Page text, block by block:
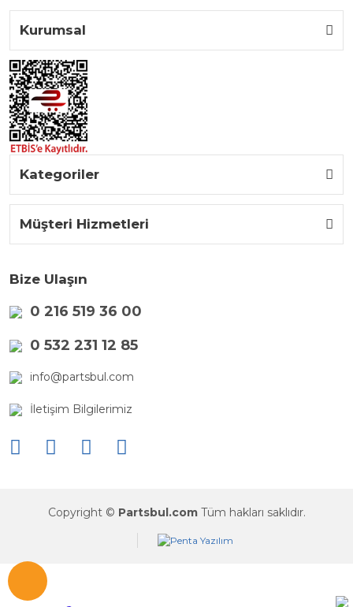
Kurumsal
Kategoriler
Müşteri Hizmetleri
Bize Ulaşın
0 216 519 36 00
0 532 231 12 85
info@partsbul.com
İletişim Bilgilerimiz
Copyright © Partsbul.com Tüm hakları saklıdır.